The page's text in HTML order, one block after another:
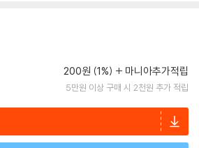
200원 (1%) 마니아추가적립
5만원 이상 구매 시 2천원 추가 적립